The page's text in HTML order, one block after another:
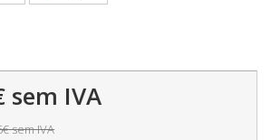
sem IVA
sem IVA